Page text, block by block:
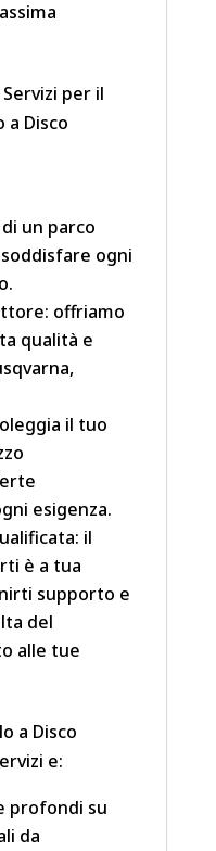
per il
a Disco
un parco
ogni
offriamo
qualità e
il tuo
esigenza.
il
è a tua
supporto e
del
alle tue
a Disco
e:
profondi su
da